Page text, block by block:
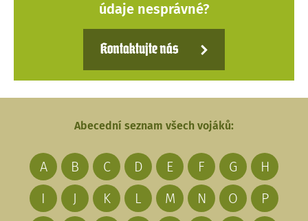
údaje nesprávné?
Kontaktujte nás
Abecední seznam všech vojáků:
A B C D E F G
H
I
J K L M N O
P